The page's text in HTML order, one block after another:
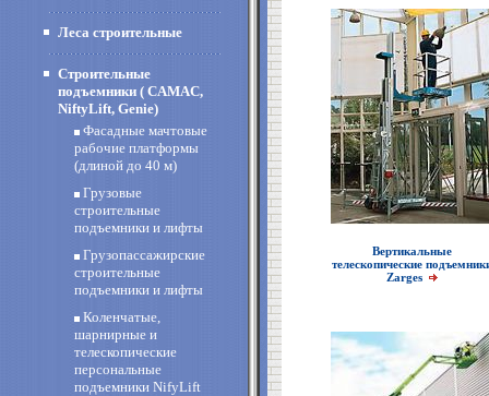
Леса строительные
Строительные
подъемники ( CAMAC,
NiftyLift, Genie)
Фасадные мачтовые
рабочие платформы
(длиной до 40 м)
Грузовые
строительные
подъемники и лифты
Грузопассажирские
строительные
подъемники и лифты
Коленчатые,
шарнирные и
телескопические
персональные
подъемники NifyLift
Вертикальные
телескопические
Zarges